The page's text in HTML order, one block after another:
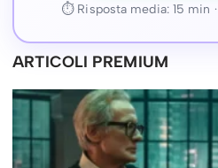
⏱ Risposta media: 15 min ·
ARTICOLI PREMIUM